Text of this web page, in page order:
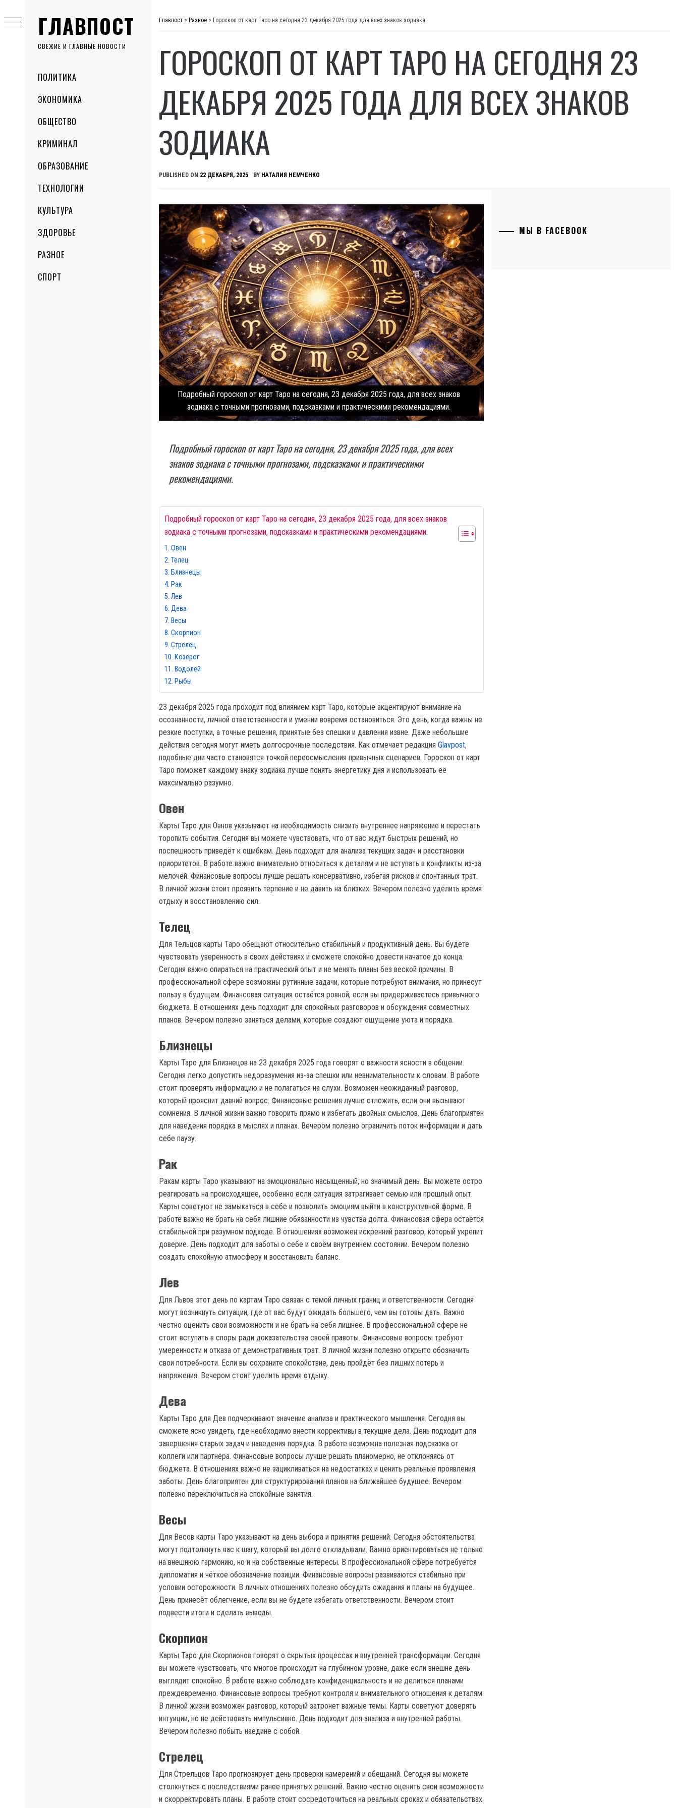
ГЛАВПОСТ
СВЕЖИЕ И ГЛАВНЫЕ НОВОСТИ
MenuПОЛИТИКА
ЭКОНОМИКА
ОБЩЕСТВО
КРИМИНАЛ
ОБРАЗОВАНИЕ
ТЕХНОЛОГИИ
КУЛЬТУРА
ЗДОРОВЬЕ
РАЗНОЕ
СПОРТ
to
content
Главпост > Разное > Гороскоп от карт Таро на сегодня 23 декабря 2025 года для всех знаков зодиака
ГОРОСКОП ОТ КАРТ ТАРО НА СЕГОДНЯ 23
ДЕКАБРЯ 2025 ГОДА ДЛЯ ВСЕХ ЗНАКОВ
ЗОДИАКА
PUBLISHED ON 22 ДЕКАБРЯ, 2025 BY НАТАЛИЯ НЕМЧЕНКО
Подробный гороскоп от карт Таро на сегодня, 23 декабря 2025 года, для всех знаков
зодиака с точными прогнозами, подсказками и практическими рекомендациями.
Подробный гороскоп от карт Таро на сегодня, 23 декабря 2025 года, для всех
знаков зодиака с точными прогнозами, подсказками и практическими
рекомендациями.
Подробный гороскоп от карт Таро на сегодня, 23 декабря 2025 года, для всех знаков
зодиака с точными прогнозами, подсказками и практическими рекомендациями.
Овен
Телец
Близнецы
Рак
Лев
Дева
Весы
Скорпион
Стрелец
Козерог
Водолей
Рыбы
23 декабря 2025 года проходит под влиянием карт Таро, которые акцентируют внимание на
осознанности, личной ответственности и умении вовремя остановиться. Это день, когда важны не
резкие поступки, а точные решения, принятые без спешки и давления извне. Даже небольшие
действия сегодня могут иметь долгосрочные последствия. Как отмечает редакция Glavpost,
подобные дни часто становятся точкой переосмысления привычных сценариев. Гороскоп от карт
Таро поможет каждому знаку зодиака лучше понять энергетику дня и использовать её
максимально разумно.
Овен
Карты Таро для Овнов указывают на необходимость снизить внутреннее напряжение и перестать
торопить события. Сегодня вы можете чувствовать, что от вас ждут быстрых решений, но
поспешность приведёт к ошибкам. День подходит для анализа текущих задач и расстановки
приоритетов. В работе важно внимательно относиться к деталям и не вступать в конфликты из-за
мелочей. Финансовые вопросы лучше решать консервативно, избегая рисков и спонтанных трат.
В личной жизни стоит проявить терпение и не давить на близких. Вечером полезно уделить время
отдыху и восстановлению сил.
Телец
Для Тельцов карты Таро обещают относительно стабильный и продуктивный день. Вы будете
чувствовать уверенность в своих действиях и сможете спокойно довести начатое до конца.
Сегодня важно опираться на практический опыт и не менять планы без веской причины. В
профессиональной сфере возможны рутинные задачи, которые потребуют внимания, но принесут
пользу в будущем. Финансовая ситуация остаётся ровной, если вы придерживаетесь привычного
бюджета. В отношениях день подходит для спокойных разговоров и обсуждения совместных
планов. Вечером полезно заняться делами, которые создают ощущение уюта и порядка.
Близнецы
Карты Таро для Близнецов на 23 декабря 2025 года говорят о важности ясности в общении.
Сегодня легко допустить недоразумения из-за спешки или невнимательности к словам. В работе
стоит проверять информацию и не полагаться на слухи. Возможен неожиданный разговор,
который прояснит давний вопрос. Финансовые решения лучше отложить, если они вызывают
сомнения. В личной жизни важно говорить прямо и избегать двойных смыслов. День благоприятен
для наведения порядка в мыслях и планах. Вечером полезно ограничить поток информации и дать
себе паузу.
Рак
Ракам карты Таро указывают на эмоционально насыщенный, но значимый день. Вы можете остро
реагировать на происходящее, особенно если ситуация затрагивает семью или прошлый опыт.
Карты советуют не замыкаться в себе и позволить эмоциям выйти в конструктивной форме. В
работе важно не брать на себя лишние обязанности из чувства долга. Финансовая сфера остаётся
стабильной при разумном подходе. В отношениях возможен искренний разговор, который укрепит
доверие. День подходит для заботы о себе и своём внутреннем состоянии. Вечером полезно
создать спокойную атмосферу и восстановить баланс.
Лев
Для Львов этот день по картам Таро связан с темой личных границ и ответственности. Сегодня
могут возникнуть ситуации, где от вас будут ожидать большего, чем вы готовы дать. Важно
честно оценить свои возможности и не брать на себя лишнее. В профессиональной сфере не
стоит вступать в споры ради доказательства своей правоты. Финансовые вопросы требуют
умеренности и отказа от демонстративных трат. В личной жизни полезно открыто обозначить
свои потребности. Если вы сохраните спокойствие, день пройдёт без лишних потерь и
напряжения. Вечером стоит уделить время отдыху.
Дева
Карты Таро для Дев подчеркивают значение анализа и практического мышления. Сегодня вы
сможете ясно увидеть, где необходимо внести коррективы в текущие дела. День подходит для
завершения старых задач и наведения порядка. В работе возможна полезная подсказка от
коллеги или партнёра. Финансовые вопросы лучше решать планомерно, не отклоняясь от
бюджета. В отношениях важно не зацикливаться на недостатках и ценить реальные проявления
заботы. День благоприятен для структурирования планов на ближайшее будущее. Вечером
полезно переключиться на спокойные занятия.
Весы
Для Весов карты Таро указывают на день выбора и принятия решений. Сегодня обстоятельства
могут подтолкнуть вас к шагу, который вы долго откладывали. Важно ориентироваться не только
на внешнюю гармонию, но и на собственные интересы. В профессиональной сфере потребуется
дипломатия и чёткое обозначение позиции. Финансовые вопросы развиваются стабильно при
условии осторожности. В личных отношениях полезно обсудить ожидания и планы на будущее.
День принесёт облегчение, если вы не будете избегать ответственности. Вечером стоит
подвести итоги и сделать выводы.
Скорпион
Карты Таро для Скорпионов говорят о скрытых процессах и внутренней трансформации. Сегодня
вы можете чувствовать, что многое происходит на глубинном уровне, даже если внешне день
выглядит спокойно. В работе важно соблюдать конфиденциальность и не делиться планами
преждевременно. Финансовые вопросы требуют контроля и внимательного отношения к деталям.
В личной жизни возможен разговор, который затронет важные темы. Карты советуют доверять
интуиции, но не действовать импульсивно. День подходит для анализа и внутренней работы.
Вечером полезно побыть наедине с собой.
Стрелец
Для Стрельцов Таро прогнозирует день проверки намерений и обещаний. Сегодня вы можете
столкнуться с последствиями ранее принятых решений. Важно честно оценить свои возможности
и скорректировать планы. В работе стоит сосредоточиться на реальных сроках и обязательствах.
МЫ В FACEBOOK